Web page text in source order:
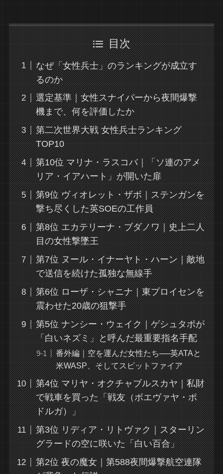
目次
なぜ「女性兵士」のランキングが成立す
るのか
選定基準｜女性スナイパーから夜間爆撃
機まで、何を評価したか
第二次世界大戦 女性兵士ランキング
TOP10
第10位 マリナ・ラスコバ｜「ソ連のアメ
リア・イアハート」が開いた扉
第9位 ヴィオレット・ザボ｜ステンガンを
撃ち尽くした英SOEの工作員
第8位 エカテリーナ・ブダノワ｜史上二人
目の女性撃墜王
第7位 ヌール・イナーヤト・ハーン｜敵地
で送信を続けた孤独な無線手
第6位 ローザ・シャニナ｜東プロイセンを
震わせた20歳の狙撃手
第5位 ナンシー・ウェイク｜ゲシュタポが
「白いネズミ」と呼んだ最重要指名手配
番外編｜空を運んだ女性たち──英ATAと
米WASP、そしてスピットファイア
第4位 マリヤ・オクチャブルスカヤ｜私財
で戦車を買った「戦友（ボエヴァヤ・ポ
ドルガ）」
第3位 リディア・リトヴァク｜スターリン
グラードの空に咲いた「白い百合」
第2位 夜の魔女｜第588夜間爆撃航空連隊